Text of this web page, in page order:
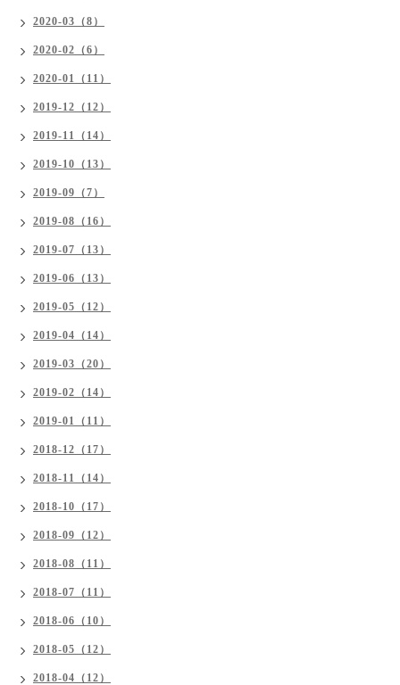
2020-03（8）
2020-02（6）
2020-01（11）
2019-12（12）
2019-11（14）
2019-10（13）
2019-09（7）
2019-08（16）
2019-07（13）
2019-06（13）
2019-05（12）
2019-04（14）
2019-03（20）
2019-02（14）
2019-01（11）
2018-12（17）
2018-11（14）
2018-10（17）
2018-09（12）
2018-08（11）
2018-07（11）
2018-06（10）
2018-05（12）
2018-04（12）